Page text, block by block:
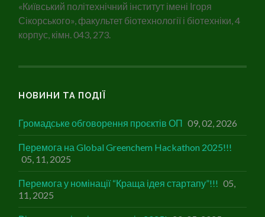
«Київський політехнічний інститут імені Ігоря
Сікорського», факультет біотехнології і біотехніки, 4
корпус, кімн. 043, 273.
НОВИНИ ТА ПОДІЇ
Громадське обговорення проєктів ОП 09, 02, 2026
Перемога на Global Greenchem Hackathon 2025!!!
05, 11, 2025
Перемога у номінації “Краща ідея стартапу”!!! 05,
11, 2025